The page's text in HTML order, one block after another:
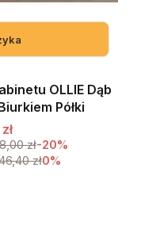
OLLIE Dąb
Półki
zł-20%
zł0%